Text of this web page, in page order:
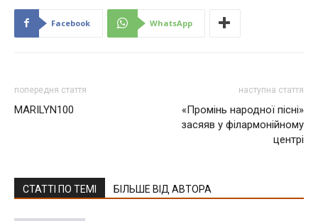
Facebook WhatsApp
попередня стаття
MARILYN100
наступна стаття
«Промінь народної пісні»
засяяв у філармонійному
центрі
СТАТТІ ПО ТЕМІ БІЛЬШЕ ВІД АВТОРА